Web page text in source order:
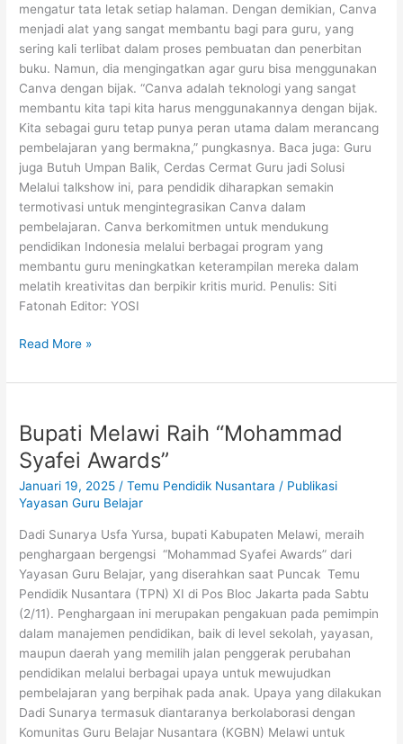
mengatur tata letak setiap halaman. Dengan demikian, Canva
menjadi alat yang sangat membantu bagi para guru, yang
sering kali terlibat dalam proses pembuatan dan penerbitan
buku. Namun, dia mengingatkan agar guru bisa menggunakan
Canva dengan bijak. “Canva adalah teknologi yang sangat
membantu kita tapi kita harus menggunakannya dengan bijak.
Kita sebagai guru tetap punya peran utama dalam merancang
pembelajaran yang bermakna,” pungkasnya. Baca juga: Guru
juga Butuh Umpan Balik, Cerdas Cermat Guru jadi Solusi
Melalui talkshow ini, para pendidik diharapkan semakin
termotivasi untuk mengintegrasikan Canva dalam
pembelajaran. Canva berkomitmen untuk mendukung
pendidikan Indonesia melalui berbagai program yang
membantu guru meningkatkan keterampilan mereka dalam
melatih kreativitas dan berpikir kritis murid. Penulis: Siti
Fatonah Editor: YOSI
Read More »
Bupati Melawi Raih “Mohammad
Syafei Awards”
Januari 19, 2025/Temu Pendidik Nusantara / Publikasi
Yayasan Guru Belajar
Dadi Sunarya Usfa Yursa, bupati Kabupaten Melawi, meraih
penghargaan bergengsi “Mohammad Syafei Awards” dari
Yayasan Guru Belajar, yang diserahkan saat Puncak Temu
Pendidik Nusantara (TPN) XI di Pos Bloc Jakarta pada Sabtu
(2/11). Penghargaan ini merupakan pengakuan pada pemimpin
dalam manajemen pendidikan, baik di level sekolah, yayasan,
maupun daerah yang memilih jalan penggerak perubahan
pendidikan melalui berbagai upaya untuk mewujudkan
pembelajaran yang berpihak pada anak. Upaya yang dilakukan
Dadi Sunarya termasuk diantaranya berkolaborasi dengan
Komunitas Guru Belajar Nusantara (KGBN) Melawi untuk
Melawi
Raih
“Mohammad
Syafei
Awards”